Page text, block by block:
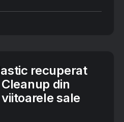
recuperat
din
sale